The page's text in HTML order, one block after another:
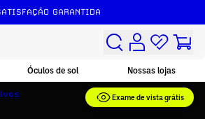
GRÁTIS ACIMA DE R$149
GARANTIDA
Exame de vista grátis
Óculos de sol Nossas lojas